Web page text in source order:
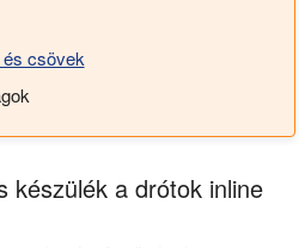
csövek
készülék a drótok inline